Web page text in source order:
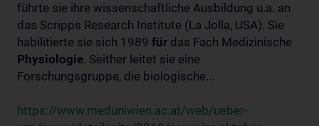
führte sie ihre wissenschaftliche Ausbildung u.a. an
das Scripps Research Institute (La Jolla, USA). Sie
habilitierte sie sich 1989 für das Fach Medizinische
Physiologie. Seither leitet sie eine
Forschungsgruppe, die biologische...
https://www.meduniwien.ac.at/web/ueber-